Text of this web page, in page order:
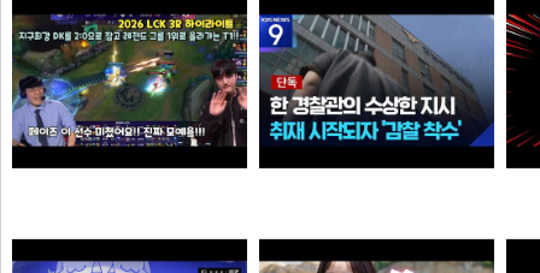
소주반샷
크롬